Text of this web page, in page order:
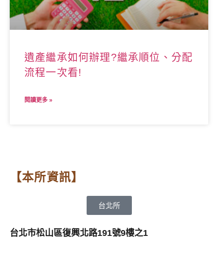
遺產繼承如何辦理?繼承順位、分配
流程一次看!
閱讀更多 »
【本所資訊】
台北所
台北市松山區復興北路191號9樓之1